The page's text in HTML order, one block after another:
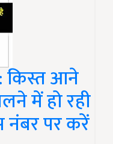
किस्त आने
में हो रही
नंबर पर करें